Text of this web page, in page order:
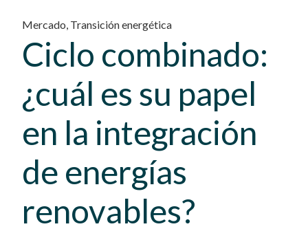
Mercado, Transición energética
Ciclo combinado:
¿cuál es su papel
en la integración
de energías
renovables?